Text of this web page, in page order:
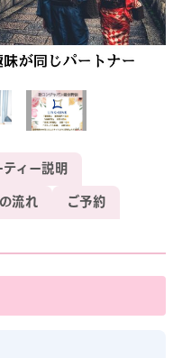
ィー説明
流れ
ご予約